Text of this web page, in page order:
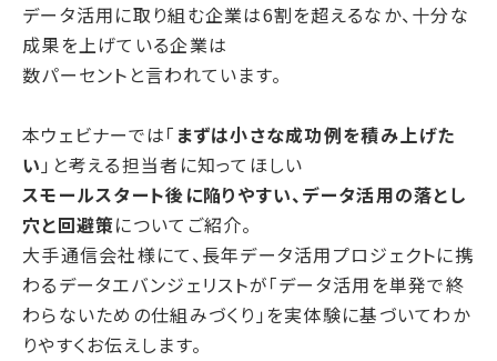
データ活用に取り組む企業は6割を超えるなか、十分な
成果を上げている企業は
数パーセントと言われています。
本ウェビナーでは「 まずは小さな成功例を積み上げた
い 」と考える担当者に知ってほしい
スモールスタート後に陥りやすい、データ活用の落とし
穴と回避策についてご紹介。
大手通信会社様にて、長年データ活用プロジェクトに携
わるデータエバンジェリストが「データ活用を単発で終
わらないための仕組みづくり」を実体験に基づいてわか
りやすくお伝えします。